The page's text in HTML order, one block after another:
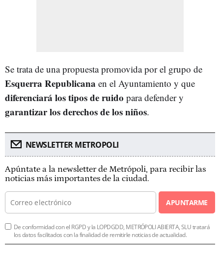
Se trata de una propuesta promovida por el grupo de
Esquerra Republicana en el Ayuntamiento y que
diferenciará los tipos de ruido para defender y
garantizar los derechos de los niños.
NEWSLETTER METROPOLI
Apúntate a la newsletter de Metrópoli, para recibir las
noticias más importantes de la ciudad.
APUNTARME
De conformidad con el RGPD y la LOPDGDD, METRÓPOLI ABIERTA, SLU tratará
los datos facilitados con la finalidad de remitirle noticias de actualidad.